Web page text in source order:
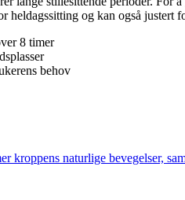
heldagssitting og kan også justert
8 timer
behov
kroppens naturlige bevegelser,